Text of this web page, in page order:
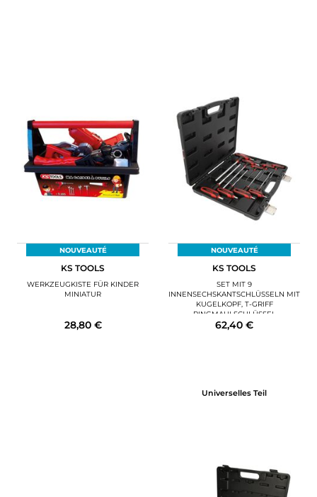
NOUVEAUTÉ
KS TOOLS
WERKZEUGKISTE FÜR KINDER
MINIATUR
28,80 €
NOUVEAUTÉ
KS TOOLS
SET MIT 9
INNENSECHSKANTSCHLÜSSELN MIT
KUGELKOPF, T-GRIFF
RINGMAULSCHLÜSSEL
62,40 €
Universelles Teil